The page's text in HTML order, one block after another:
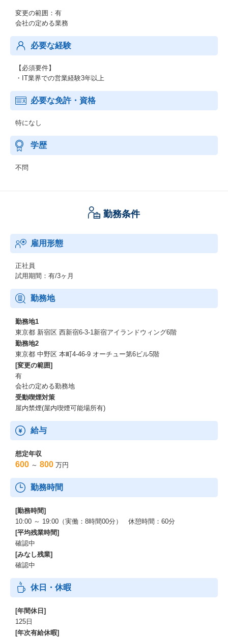
変更の範囲：有
会社の定める業務
必要な経験
【必須要件】
・IT業界での営業経験3年以上
必要な免許・資格
特になし
学歴
不問
勤務条件
雇用形態
正社員
試用期間：有/3ヶ月
勤務地
勤務地1
東京都 新宿区 西新宿6-3-1新宿アイランドウィング6階
勤務地2
東京都 中野区 本町4-46-9 オーチュー第6ビル5階
[変更の範囲]
有
会社の定める勤務地
受動喫煙対策
屋内禁煙(屋内喫煙可能場所有)
給与
想定年収
600 ～ 800 万円
勤務時間
[勤務時間]
10:00 ～ 19:00（実働：8時間00分） 休憩時間：60分
[平均残業時間]
確認中
[みなし残業]
確認中
休日・休暇
[年間休日]
125日
[年次有給休暇]